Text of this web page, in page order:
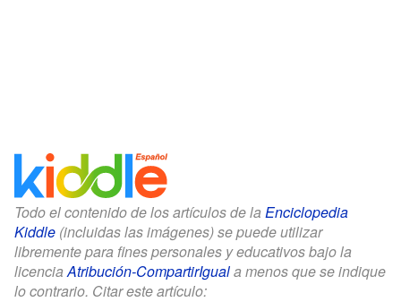
Todo el contenido de los artículos de la Enciclopedia
Kiddle (incluidas las imágenes) se puede utilizar
libremente para fines personales y educativos bajo la
licenciaAtribución-CompartirIguala menos que se indique
lo contrario. Citar este artículo: